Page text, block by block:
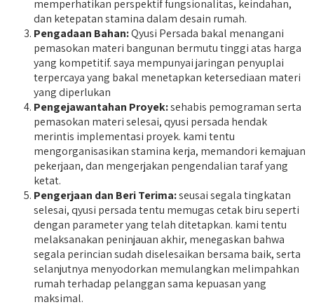
memperhatikan perspektif fungsionalitas, keindahan,
dan ketepatan stamina dalam desain rumah.
Pengadaan Bahan:Qyusi Persada bakal menangani
pemasokan materi bangunan bermutu tinggi atas harga
yang kompetitif. saya mempunyai jaringan penyuplai
terpercaya yang bakal menetapkan ketersediaan materi
yang diperlukan
Pengejawantahan Proyek:sehabis pemograman serta
pemasokan materi selesai, qyusi persada hendak
merintis implementasi proyek. kami tentu
mengorganisasikan stamina kerja, memandori kemajuan
pekerjaan, dan mengerjakan pengendalian taraf yang
ketat.
Pengerjaan dan Beri Terima:seusai segala tingkatan
selesai, qyusi persada tentu memugas cetak biru seperti
dengan parameter yang telah ditetapkan. kami tentu
melaksanakan peninjauan akhir, menegaskan bahwa
segala perincian sudah diselesaikan bersama baik, serta
selanjutnya menyodorkan memulangkan melimpahkan
rumah terhadap pelanggan sama kepuasan yang
maksimal.